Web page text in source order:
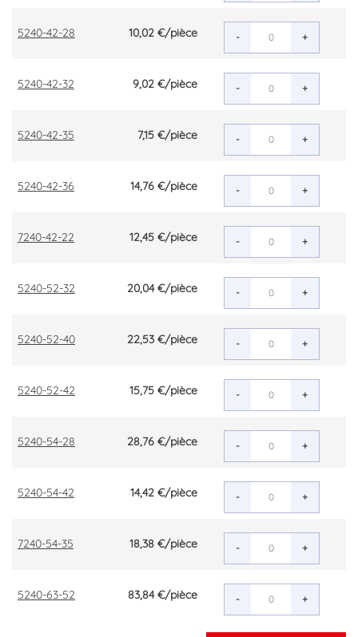
5240-42-28 10,02 €/pièce - +
5240-42-32 9,02 €/pièce - +
5240-42-35 7,15 €/pièce - +
5240-42-36 14,76 €/pièce - +
7240-42-22 12,45 €/pièce - +
5240-52-32 20,04 €/pièce - +
5240-52-40 22,53 €/pièce - +
5240-52-42 15,75 €/pièce - +
5240-54-28 28,76 €/pièce - +
5240-54-42 14,42 €/pièce - +
7240-54-35 18,38 €/pièce - +
5240-63-52 83,84 €/pièce - +